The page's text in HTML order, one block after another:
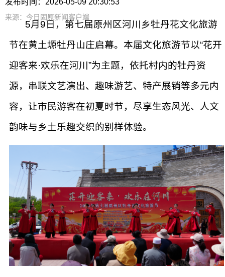
发布时间：2026-05-09 20:30:53
来源：今日固原新闻客户端
5月9日，第七届原州区河川乡牡丹花文化旅游
节在黄土塬牡丹山庄启幕。本届文化旅游节以“花开
迎客来·欢乐在河川”为主题，依托村内的牡丹资
源，串联文艺演出、趣味游艺、特产展销等多元内
容，让市民游客在初夏时节，尽享生态风光、人文
韵味与乡土乐趣交织的别样体验。